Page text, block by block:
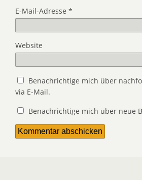
E-Mail-Adresse *
Website
Benachrichtige mich über
via E-Mail.
Benachrichtige mich über neue